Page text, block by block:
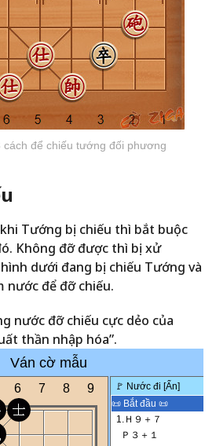
cách để chiếu tướng đối phương
Tướng bị chiếu thì bắt buộc
Không đỡ được thì bị xử
dưới đang bị chiếu Tướng và
nước để đỡ chiếu.
nước đỡ chiếu cực dẻo của
thần nhập hóa”.